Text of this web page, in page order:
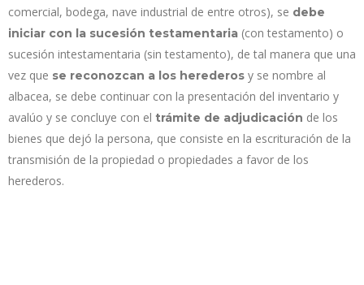
comercial, bodega, nave industrial de entre otros), se debe
iniciar con la sucesión testamentaria (con testamento) o
sucesión intestamentaria (sin testamento), de tal manera que una
vez que se reconozcan a los herederos y se nombre al
albacea, se debe continuar con la presentación del inventario y
avalúo y se concluye con el trámite de adjudicación de los
bienes que dejó la persona, que consiste en la escrituración de la
transmisión de la propiedad o propiedades a favor de los
herederos.